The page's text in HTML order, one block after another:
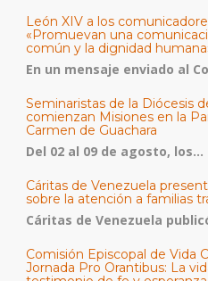
León XIV a los
«Promuevan una
común y la dignidad
En un mensaje enviado al
Seminaristas de la Diócesis
comienzan Misiones en la
Carmen de Guachara
Del 02 al 09 de agosto, los...
Cáritas de Venezuela
sobre la atención a familias
Cáritas de Venezuela
Comisión Episcopal de Vida
Jornada Pro Orantibus: La